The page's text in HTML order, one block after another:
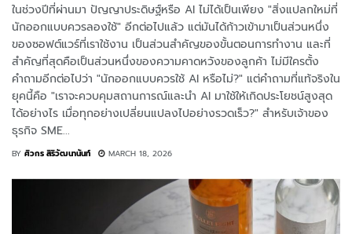
ในช่วงปีที่ผ่านมา ปัญญาประดิษฐ์หรือ AI ไม่ได้เป็นเพียง "สิ่งแปลกใหม่ที่
นักออกแบบควรลองใช้" อีกต่อไปแล้ว แต่มันได้ก้าวเข้ามาเป็นส่วนหนึ่ง
ของซอฟต์แวร์ที่เราใช้งาน เป็นส่วนสำคัญของขั้นตอนการทำงาน และที่
สำคัญที่สุดคือเป็นส่วนหนึ่งของความคาดหวังของลูกค้า ไม่มีใครตั้ง
คำถามอีกต่อไปว่า "นักออกแบบควรใช้ AI หรือไม่?" แต่คำถามที่แท้จริงใน
ยุคนี้คือ "เราจะควบคุมสถานการณ์และนำ AI มาใช้ให้เกิดประโยชน์สูงสุด
ได้อย่างไร เมื่อทุกอย่างเปลี่ยนแปลงไปอย่างรวดเร็ว?" สำหรับเจ้าของ
ธุรกิจ SME...
BY ศิวกร สิริวัฒนานันท์ MARCH 18, 2026